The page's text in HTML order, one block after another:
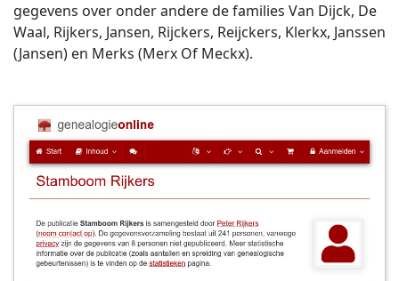
gegevens over onder andere de families Van Dijck, De
Waal, Rijkers, Jansen, Rijckers, Reijckers, Klerkx, Janssen
(Jansen) en Merks (Merx Of Meckx).